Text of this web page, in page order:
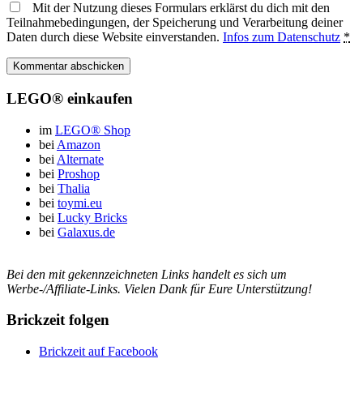
Mit der Nutzung dieses Formulars erklärst du dich mit den
Teilnahmebedingungen, der Speicherung und Verarbeitung deiner
Daten durch diese Website einverstanden. Infos zum Datenschutz *
LEGO® einkaufen
im LEGO® Shop
bei Amazon
bei Alternate
bei Proshop
bei Thalia
bei toymi.eu
bei Lucky Bricks
bei Galaxus.de
Bei den mitgekennzeichneten Links handelt es sich um
Werbe-/Affiliate-Links. Vielen Dank für Eure Unterstützung!
Brickzeit folgen
Brickzeit auf Facebook